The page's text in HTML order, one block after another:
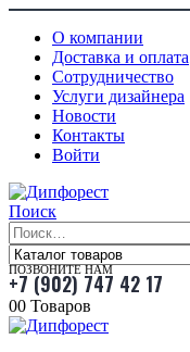
О компании
Доставка и оплата
Сотрудничество
Услуги дизайнера
Новости
Контакты
Войти
Поиск
ПОЗВОНИТЕ НАМ
+7 (902) 747 42 17
00 Товаров